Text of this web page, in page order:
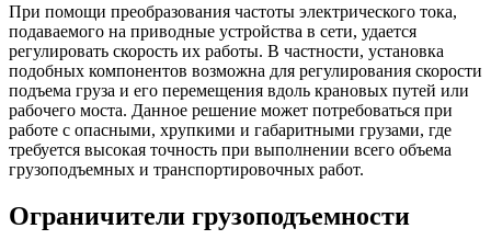
При помощи преобразования частоты электрического тока,
подаваемого на приводные устройства в сети, удается
регулировать скорость их работы. В частности, установка
подобных компонентов возможна для регулирования скорости
подъема груза и его перемещения вдоль крановых путей или
рабочего моста. Данное решение может потребоваться при
работе с опасными, хрупкими и габаритными грузами, где
требуется высокая точность при выполнении всего объема
грузоподъемных и транспортировочных работ.
Ограничители грузоподъемности